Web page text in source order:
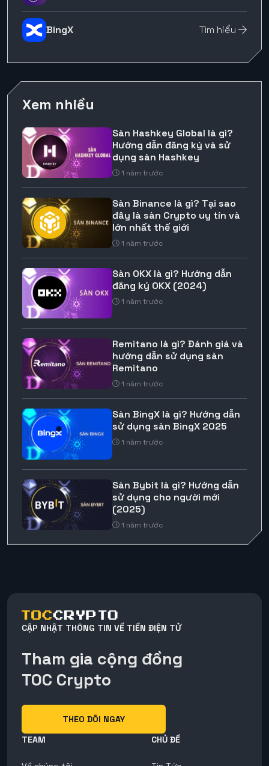
BingX Tìm hiểu
Xem nhiều
Sàn Hashkey Global là gì?
Hướng dẫn đăng ký và sử
dụng sàn Hashkey
1 năm trước
Sàn Binance là gì? Tại sao
đây là sàn Crypto uy tín và
lớn nhất thế giới
1 năm trước
Sàn OKX là gì? Hướng dẫn
đăng ký OKX (2024)
1 năm trước
Remitano là gì? Đánh giá và
hướng dẫn sử dụng sàn
Remitano
1 năm trước
Sàn BingX là gì? Hướng dẫn
sử dụng sàn BingX 2025
1 năm trước
Sàn Bybit là gì? Hướng dẫn
sử dụng cho người mới
(2025)
1 năm trước
CẬP NHẬT THÔNG TIN VỀ TIỀN ĐIỆN TỬ
Tham gia cộng đồng
TOC Crypto
THEO DÕI NGAY
TEAM
CHỦ ĐỀ